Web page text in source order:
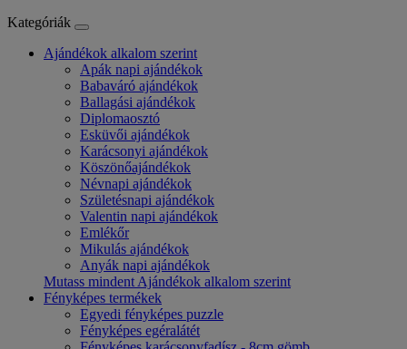
Kategóriák
Ajándékok alkalom szerint
Apák napi ajándékok
Babaváró ajándékok
Ballagási ajándékok
Diplomaosztó
Esküvői ajándékok
Karácsonyi ajándékok
Köszönőajándékok
Névnapi ajándékok
Születésnapi ajándékok
Valentin napi ajándékok
Emlékőr
Mikulás ajándékok
Anyák napi ajándékok
Mutass mindent Ajándékok alkalom szerint
Fényképes termékek
Egyedi fényképes puzzle
Fényképes egéralátét